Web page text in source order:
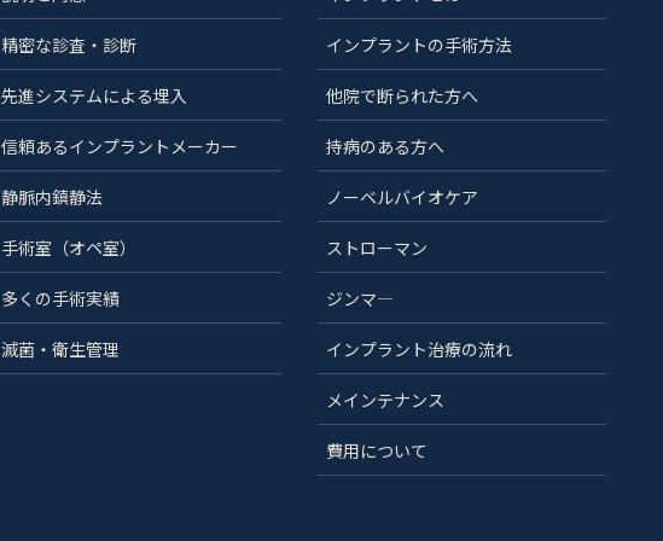
精密な診査・診断
先進システムによる埋入
信頼あるインプラントメーカー
静脈内鎮静法
手術室（オペ室）
多くの手術実績
滅菌・衛生管理
インプラントの手術方法
他院で断られた方へ
持病のある方へ
ノーベルバイオケア
ストローマン
ジンマ―
インプラント治療の流れ
メインテナンス
費用について